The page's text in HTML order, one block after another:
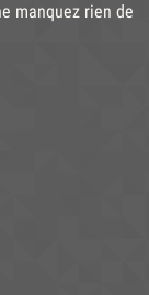
manquez rien de